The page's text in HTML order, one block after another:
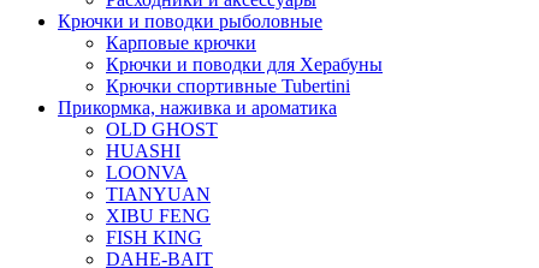
Крючки и поводки рыболовные
Карповые крючки
Крючки и поводки для Херабуны
Крючки спортивные Tubertini
Прикормка, наживка и ароматика
OLD GHOST
HUASHI
LOONVA
TIANYUAN
XIBU FENG
FISH KING
DAHE-BAIT